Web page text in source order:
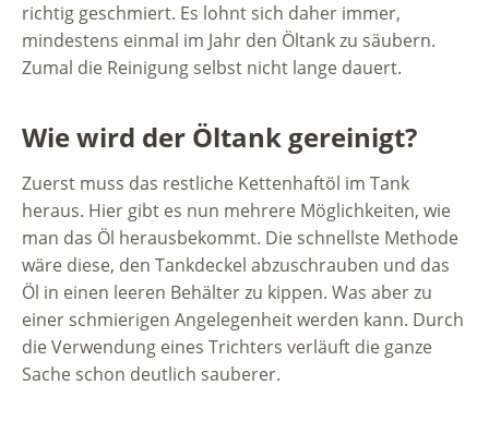
richtig geschmiert. Es lohnt sich daher immer,
mindestens einmal im Jahr den Öltank zu säubern.
Zumal die Reinigung selbst nicht lange dauert.
Wie wird der Öltank gereinigt?
Zuerst muss das restliche Kettenhaftöl im Tank
heraus. Hier gibt es nun mehrere Möglichkeiten, wie
man das Öl herausbekommt. Die schnellste Methode
wäre diese, den Tankdeckel abzuschrauben und das
Öl in einen leeren Behälter zu kippen. Was aber zu
einer schmierigen Angelegenheit werden kann. Durch
die Verwendung eines Trichters verläuft die ganze
Sache schon deutlich sauberer.